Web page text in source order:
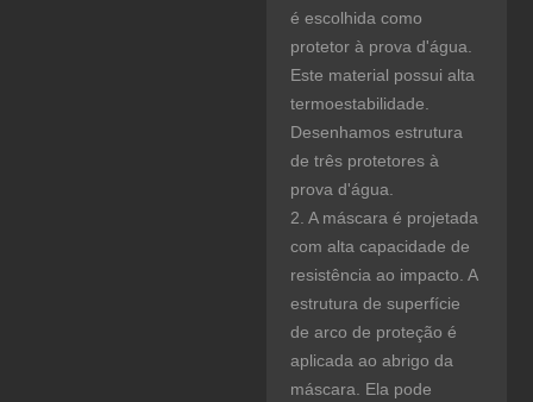
é escolhida como
protetor à prova d'água.
Este material possui alta
termoestabilidade.
Desenhamos estrutura
de três protetores à
prova d'água.
2. A máscara é projetada
com alta capacidade de
resistência ao impacto. A
estrutura de superfície
de arco de proteção é
aplicada ao abrigo da
máscara. Ela pode